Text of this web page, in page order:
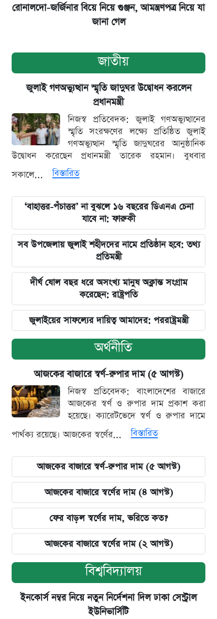
রোনালদো-জর্জিনার বিয়ে নিয়ে গুঞ্জন, আমন্ত্রণপত্র নিয়ে যা
জানা গেল
জাতীয়
জুলাই গণঅভ্যুত্থান স্মৃতি জাদুঘর উদ্বোধন করলেন
প্রধানমন্ত্রী
নিজস্ব প্রতিবেদক: জুলাই গণঅভ্যুত্থানের
স্মৃতি সংরক্ষণের লক্ষ্যে প্রতিষ্ঠিত জুলাই
গণঅভ্যুত্থান স্মৃতি জাদুঘরের আনুষ্ঠানিক
উদ্বোধন করেছেন প্রধানমন্ত্রী তারেক রহমান। বুধবার
সকালে...
বিস্তারিত
‘বাহাত্তর-পঁচাত্তর’ না বুঝলে ১৬ বছরের ডিএনএ চেনা
যাবে না: ফারুকী
সব উপজেলায় জুলাই শহীদদের নামে প্রতিষ্ঠান হবে: তথ্য
প্রতিমন্ত্রী
দীর্ঘ ষোল বছর ধরে অসংখ্য মানুষ অক্লান্ত সংগ্রাম
করেছেন: রাষ্ট্রপতি
জুলাইয়ের সাফল্যের দায়িত্ব আমাদের: পররাষ্ট্রমন্ত্রী
অর্থনীতি
আজকের বাজারে স্বর্ণ-রুপার দাম (৫ আগস্ট)
নিজস্ব প্রতিবেদক: বাংলাদেশের বাজারে
আজকের স্বর্ণ ও রুপার দাম প্রকাশ করা
হয়েছে। ক্যারেটভেদে স্বর্ণ ও রুপার দামে
পার্থক্য রয়েছে। আজকের স্বর্ণের...
বিস্তারিত
আজকের বাজারে স্বর্ণ-রুপার দাম (৫ আগস্ট)
আজকের বাজারে স্বর্ণের দাম (৪ আগস্ট)
ফের বাড়ল স্বর্ণের দাম, ভরিতে কত?
আজকের বাজারে স্বর্ণের দাম (২ আগস্ট)
বিশ্ববিদ্যালয়
ইনকোর্স নম্বর নিয়ে নতুন নির্দেশনা দিল ঢাকা সেন্ট্রাল
ইউনিভার্সিটি